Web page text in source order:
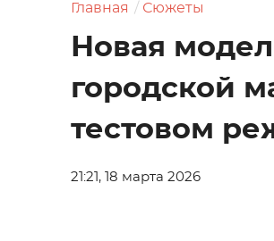
Главная Сюжеты
Новая
городской
тестовом
21:21, 18 марта 2026